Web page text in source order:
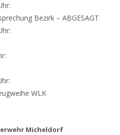
Bezirk – ABGESAGT
WLK
Micheldorf